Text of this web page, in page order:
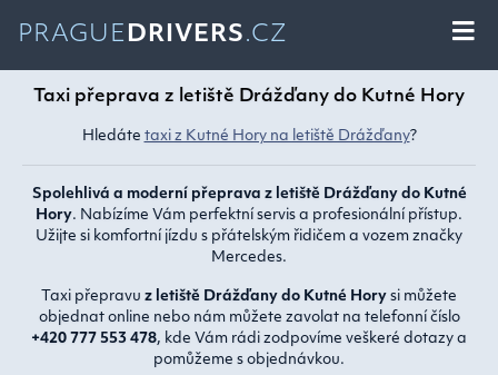
PRAGUE DRIVERS.CZ
Taxi přeprava z letiště Drážďany do Kutné Hory
Hledáte taxi z Kutné Hory na letiště Drážďany?
Spolehlivá a moderní přeprava z letiště Drážďany do Kutné
Hory. Nabízíme Vám perfektní servis a profesionální přístup.
Užijte si komfortní jízdu s přátelským řidičem a vozem značky
Mercedes.
Taxi přepravu z letiště Drážďany do Kutné Hory si můžete
objednat online nebo nám můžete zavolat na telefonní číslo
+420 777 553 478, kde Vám rádi zodpovíme veškeré dotazy a
pomůžeme s objednávkou.